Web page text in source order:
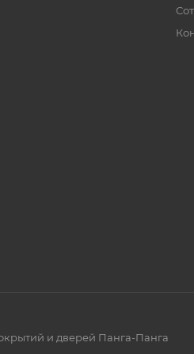
и дверей Панга-Панга